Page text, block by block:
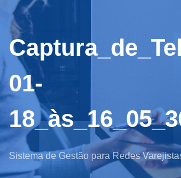
01-
Sistema de Gestão para Redes